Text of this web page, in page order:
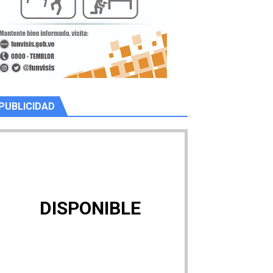
DISPONIBLE